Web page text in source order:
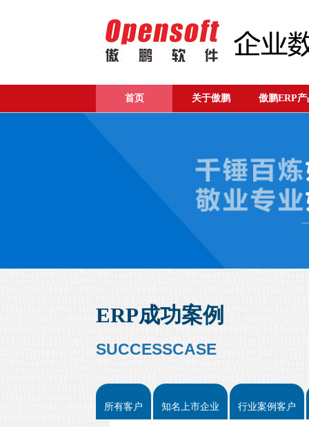
首页 关于傲鹏 傲鹏ERP产
ERP成功案例
SUCCESSCASE
所有客户 知名上市企业 行业案例客户